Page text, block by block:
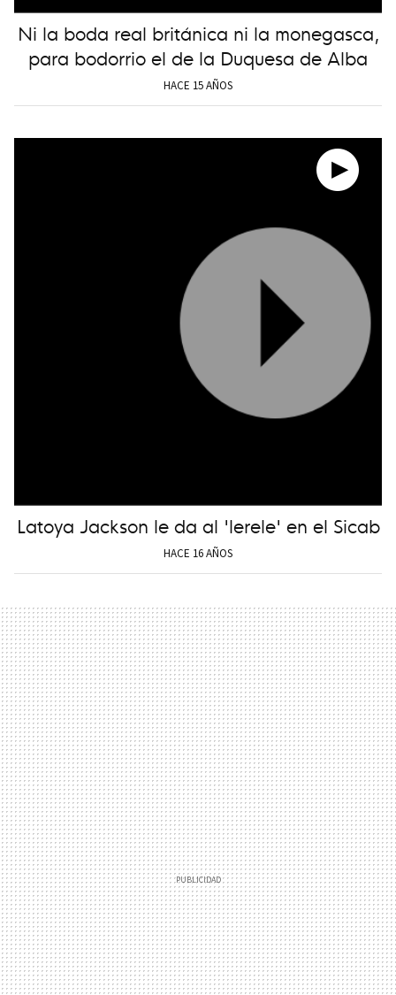
Ni la boda real británica ni la monegasca,
para bodorrio el de la Duquesa de Alba
HACE 15 AÑOS
Latoya Jackson le da al 'lerele' en el Sicab
HACE 16 AÑOS